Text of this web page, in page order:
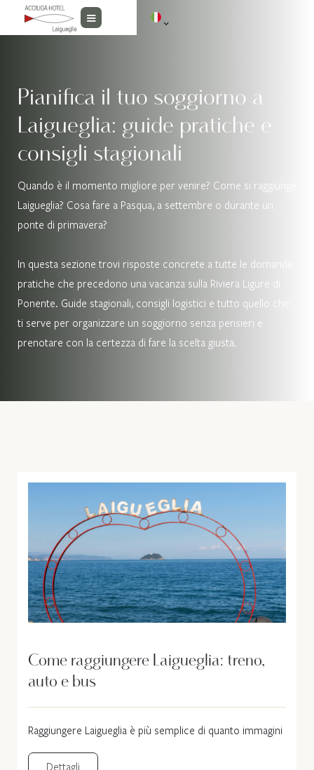
Pianifica il tuo soggiorno a
Laigueglia: guide pratiche e
consigli stagionali
Quando è il momento migliore per venire? Come si raggiunge
Laigueglia? Cosa fare a Pasqua, a settembre o durante un
ponte di primavera?
In questa sezione trovi risposte concrete a tutte le domande
pratiche che precedono una vacanza sulla Riviera Ligure di
Ponente. Guide stagionali, consigli logistici e tutto quello che
ti serve per organizzare un soggiorno senza pensieri e
prenotare con la certezza di fare la scelta giusta.
Come raggiungere Laigueglia: treno,
auto e bus
Raggiungere Laigueglia è più semplice di quanto immagini
Dettagli